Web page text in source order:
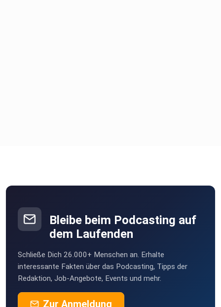
Bleibe beim Podcasting auf
dem Laufenden
Schließe Dich 26.000+ Menschen an. Erhalte
interessante Fakten über das Podcasting, Tipps der
Redaktion, Job-Angebote, Events und mehr.
Zur Anmeldung